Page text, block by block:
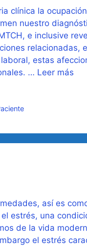
clínica la
nuestro
e inclusive
relacionadas,
estas
… Leer más
así es
estrés, una
de la vida
el estrés